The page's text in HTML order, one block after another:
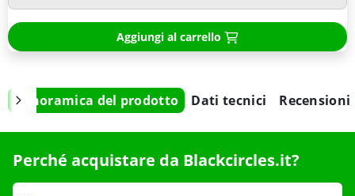
Aggiungi al carrello
Panoramica del prodotto Dati tecnici Recensioni
Perché acquistare da Blackcircles.it?